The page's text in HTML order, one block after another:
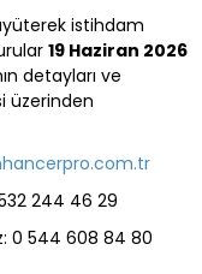
istihdam
19 Haziran 2026
detayları ve
üzerinden
244 46 29
0 544 608 84 80